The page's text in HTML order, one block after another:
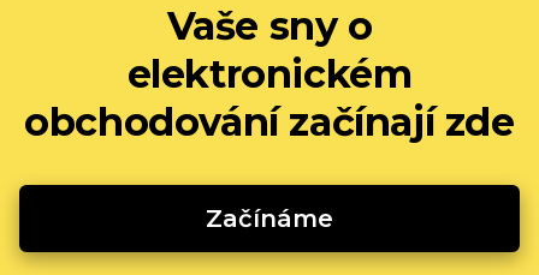
Vaše sny o
elektronickém
obchodování začínají zde
Začínáme